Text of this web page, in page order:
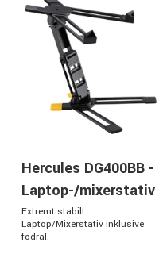
Hercules DG400BB -
Laptop-/mixerstativ
Extremt stabilt
Laptop/Mixerstativ inklusive
fodral.